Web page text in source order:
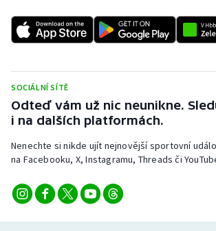
Short track
Stolní tenis
Triatlon
Veslování
Vodní slalom
Volejbal
SOCIÁLNÍ SÍTĚ
Odteď vám už nic neunikne.
i na dalších platformách.
Nenechte si nikde ujít nejnovější sportovní
na Facebooku, X, Instagramu, Threads či